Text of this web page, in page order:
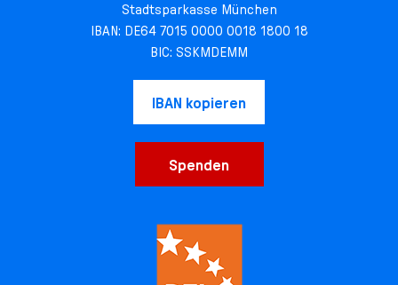
Stadtsparkasse München
IBAN: DE64 7015 0000 0018 1800 18
BIC: SSKMDEMM
IBAN kopieren
Spenden